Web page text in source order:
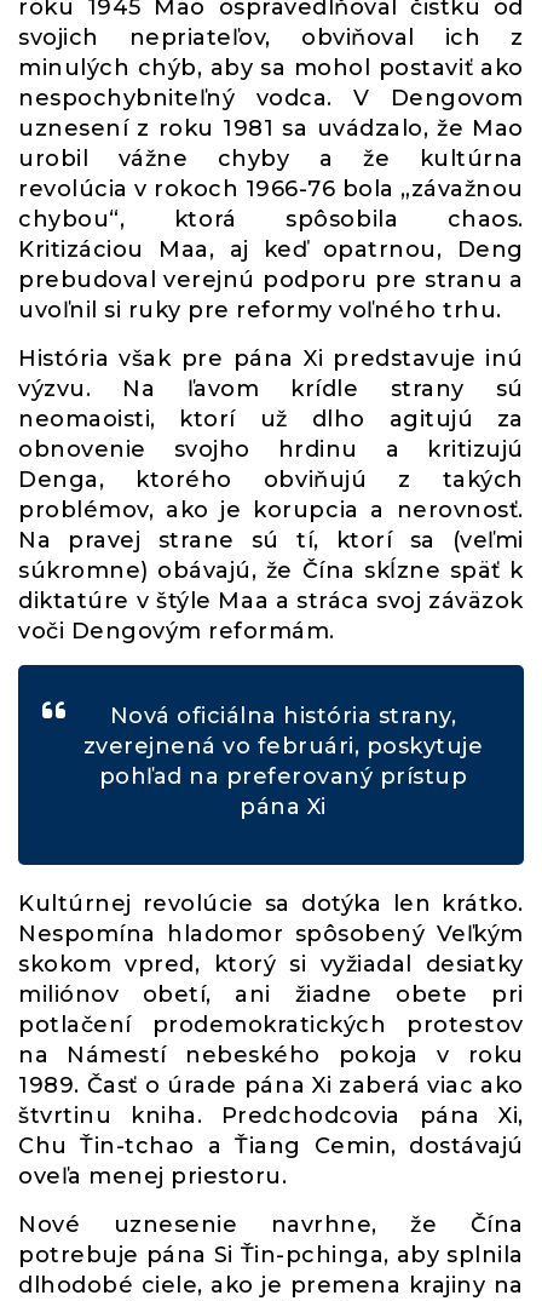
roku 1945 Mao ospravedlňoval čistku od
svojich nepriateľov, obviňoval ich z
minulých chýb, aby sa mohol postaviť ako
nespochybniteľný vodca. V Dengovom
uznesení z roku 1981 sa uvádzalo, že Mao
urobil vážne chyby a že kultúrna
revolúcia v rokoch 1966-76 bola „závažnou
chybou“, ktorá spôsobila chaos.
Kritizáciou Maa, aj keď opatrnou, Deng
prebudoval verejnú podporu pre stranu a
uvoľnil si ruky pre reformy voľného trhu.
História však pre pána Xi predstavuje inú
výzvu. Na ľavom krídle strany sú
neomaoisti, ktorí už dlho agitujú za
obnovenie svojho hrdinu a kritizujú
Denga, ktorého obviňujú z takých
problémov, ako je korupcia a nerovnosť.
Na pravej strane sú tí, ktorí sa (veľmi
súkromne) obávajú, že Čína skĺzne späť k
diktatúre v štýle Maa a stráca svoj záväzok
voči Dengovým reformám.
Nová oficiálna história strany,
zverejnená vo februári, poskytuje
pohľad na preferovaný prístup
pána Xi
Kultúrnej revolúcie sa dotýka len krátko.
Nespomína hladomor spôsobený Veľkým
skokom vpred, ktorý si vyžiadal desiatky
miliónov obetí, ani žiadne obete pri
potlačení prodemokratických protestov
na Námestí nebeského pokoja v roku
1989. Časť o úrade pána Xi zaberá viac ako
štvrtinu kniha. Predchodcovia pána Xi,
Chu Ťin-tchao a Ťiang Cemin, dostávajú
oveľa menej priestoru.
Nové uznesenie navrhne, že Čína
potrebuje pána Si Ťin-pchinga, aby splnila
dlhodobé ciele, ako je premena krajiny na